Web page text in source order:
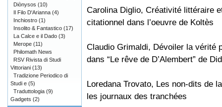
Carolina Diglio, Créativité littéraire
citationnel dans l’oeuvre de Koltès
Claudio Grimaldi, Dévoiler la vérité
dans “Le rêve de D’Alembert” de
Loredana Trovato, Les non-dits de
les journaux des tranchées
Diònysos (10)
Il Filo D'Arianna (4)
Inchiostro (1)
Insolito & Fantastico (17)
La Calce e il Dado (3)
Merope (11)
Philomath News
RSV Rivista di Studi
Vittoriani (13)
Tradizione Periodico di
Studi e (5)
Traduttologia (9)
Gadgets (2)